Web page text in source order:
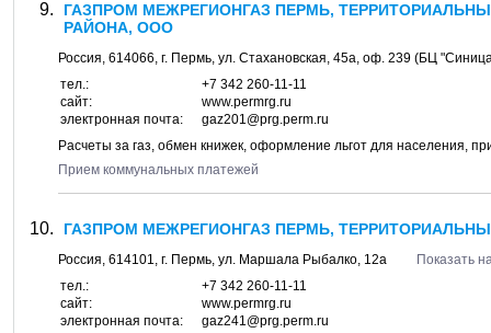
ГАЗПРОМ МЕЖРЕГИОНГАЗ ПЕРМЬ,
РАЙОНА, ООО
Россия, 614066, г. Пермь, ул. Стахановская, 45а, оф. 239 (БЦ
тел.:
+7 342 260-11-11
сайт:
www.permrg.ru
электронная почта:
gaz201@prg.perm.ru
Расчеты за газ, обмен книжек, оформление льгот для населения,
Прием коммунальных платежей
ГАЗПРОМ МЕЖРЕГИОНГАЗ ПЕРМЬ,
Россия, 614101, г. Пермь, ул. Маршала Рыбалко, 12а
Показать
тел.:
+7 342 260-11-11
сайт:
www.permrg.ru
электронная почта:
gaz241@prg.perm.ru